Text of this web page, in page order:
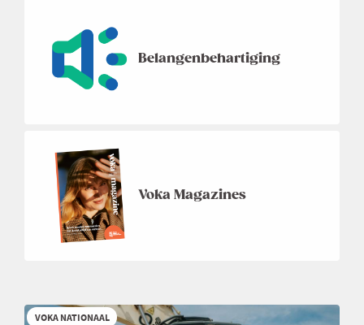
Belangenbehartiging
Voka Magazines
VOKA NATIONAAL